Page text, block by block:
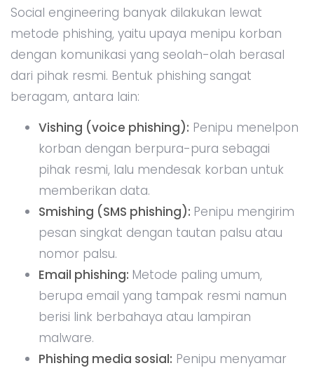
Social engineering banyak dilakukan lewat
metode phishing, yaitu upaya menipu korban
dengan komunikasi yang seolah-olah berasal
dari pihak resmi. Bentuk phishing sangat
beragam, antara lain:
Vishing (voice phishing): Penipu menelpon
korban dengan berpura-pura sebagai
pihak resmi, lalu mendesak korban untuk
memberikan data.
Smishing (SMS phishing): Penipu mengirim
pesan singkat dengan tautan palsu atau
nomor palsu.
Email phishing: Metode paling umum,
berupa email yang tampak resmi namun
berisi link berbahaya atau lampiran
malware.
Phishing media sosial: Penipu menyamar